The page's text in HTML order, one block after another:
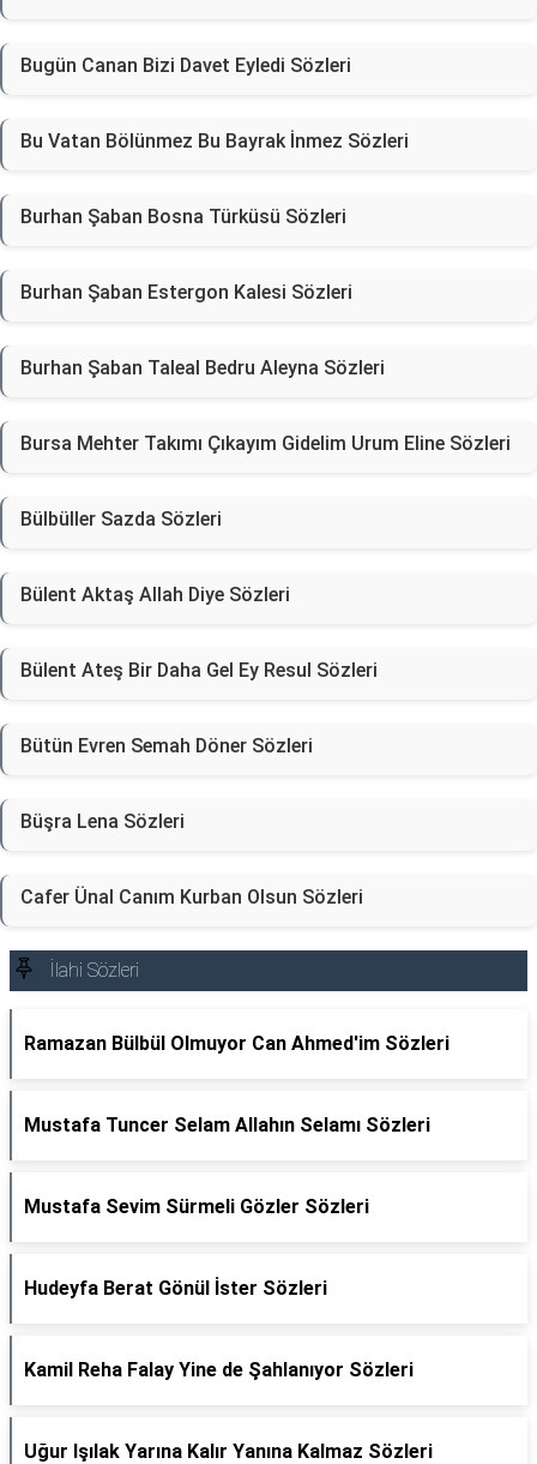
Bugün Canan Bizi Davet Eyledi Sözleri
Bu Vatan Bölünmez Bu Bayrak İnmez Sözleri
Burhan Şaban Bosna Türküsü Sözleri
Burhan Şaban Estergon Kalesi Sözleri
Burhan Şaban Taleal Bedru Aleyna Sözleri
Bursa Mehter Takımı Çıkayım Gidelim Urum Eline Sözleri
Bülbüller Sazda Sözleri
Bülent Aktaş Allah Diye Sözleri
Bülent Ateş Bir Daha Gel Ey Resul Sözleri
Bütün Evren Semah Döner Sözleri
Büşra Lena Sözleri
Cafer Ünal Canım Kurban Olsun Sözleri
İlahi Sözleri
Ramazan Bülbül Olmuyor Can Ahmed'im Sözleri
Mustafa Tuncer Selam Allahın Selamı Sözleri
Mustafa Sevim Sürmeli Gözler Sözleri
Hudeyfa Berat Gönül İster Sözleri
Kamil Reha Falay Yine de Şahlanıyor Sözleri
Uğur Işılak Yarına Kalır Yanına Kalmaz Sözleri